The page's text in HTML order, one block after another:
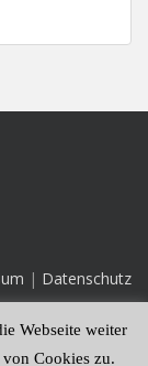
| Datenschutz
Webseite weiter
Cookies zu.